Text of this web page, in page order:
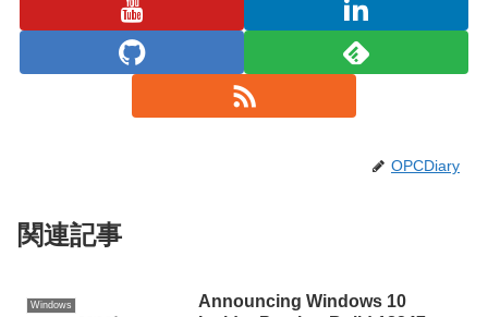
OPCDiary
関連記事
Windows
Announcing Windows 10